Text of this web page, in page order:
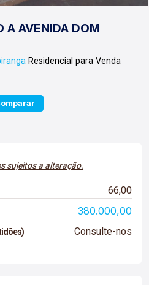
A AVENIDA DOM
Residencial para Venda
sujeitos a alteração.
66,00
380.000,00
Consulte-nos